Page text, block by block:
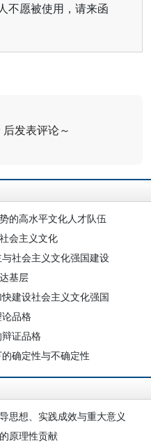
不愿被使用，请来函
后发表评论～
的高水平文化人才队伍
会主义文化
社会主义文化强国建设
基层
建设社会主义文化强国
品格
证品格
确定性与不确定性
思想、实践成效与重大意义
原理性贡献